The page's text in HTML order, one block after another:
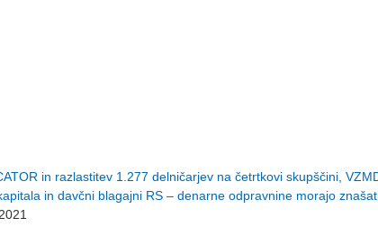
in razlastitev 1.277 delničarjev na četrtkovi skupščini,
in davčni blagajni RS – denarne odpravnine morajo